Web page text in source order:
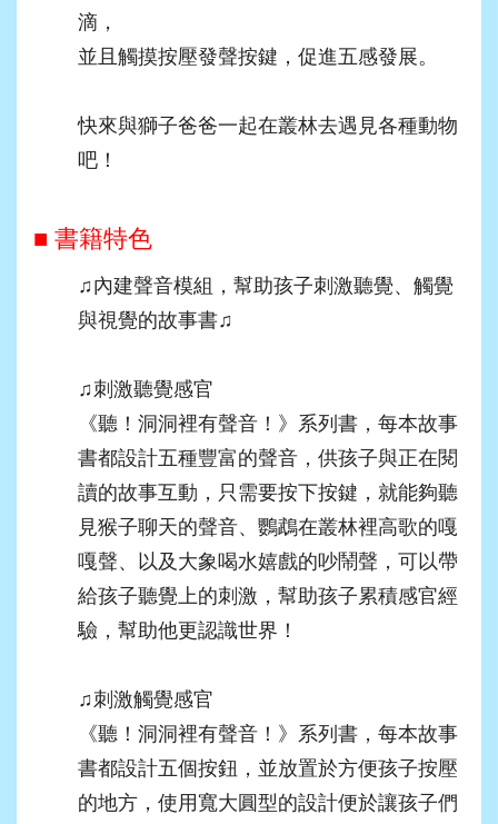
滴，
並且觸摸按壓發聲按鍵，促進五感發展。
快來與獅子爸爸一起在叢林去遇見各種動物
吧！
■ 書籍特色
♫ 內建聲音模組，幫助孩子刺激聽覺、觸覺
與視覺的故事書♫
♫ 刺激聽覺感官
《聽！洞洞裡有聲音！》系列書，每本故事
書都設計五種豐富的聲音，供孩子與正在閱
讀的故事互動，只需要按下按鍵，就能夠聽
見猴子聊天的聲音、鸚鵡在叢林裡高歌的嘎
嘎聲、以及大象喝水嬉戲的吵鬧聲，可以帶
給孩子聽覺上的刺激，幫助孩子累積感官經
驗，幫助他更認識世界！
♫ 刺激觸覺感官
《聽！洞洞裡有聲音！》系列書，每本故事
書都設計五個按鈕，並放置於方便孩子按壓
的地方，使用寬大圓型的設計便於讓孩子們